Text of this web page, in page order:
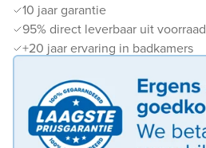
10 jaar garantie
95% direct leverbaar uit voorraad
+20 jaar ervaring in badkamers